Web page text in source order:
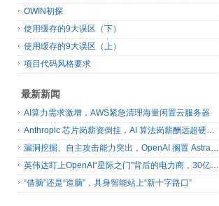
OWIN初探
使用缓存的9大误区（下）
使用缓存的9大误区（上）
项目代码风格要求
最新新闻
AI算力需求激增，AWS紧急清理海量闲置云服务器
Anthropic 芯片岗薪资倒挂，AI 算法岗薪酬远超硬件工程师
漏洞挖掘、自主攻击能力突出，OpenAI 搁置 Astra 模型发布
英伟达盯上OpenAI“星际之门”背后的电力商，30亿美元直接入股
“借脑”还是“造脑”，具身智能站上“新十字路口”